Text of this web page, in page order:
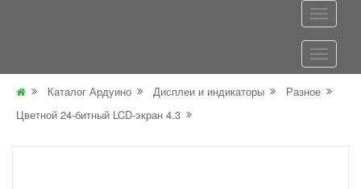
Каталог Ардуино Дисплеи и индикаторы
Разное
Цветной 24-битный LCD-экран 4.3